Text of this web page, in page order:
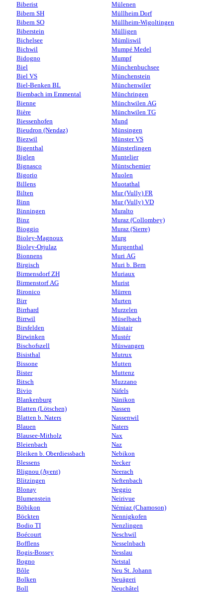
Biberist
Bibern SH
Bibern SO
Biberstein
Bichelsee
Bichwil
Bidogno
Biel
Biel VS
Biel-Benken BL
Biembach im Emmental
Bienne
Bière
Biessenhofen
Bieudron (Nendaz)
Biezwil
Bigenthal
Biglen
Bignasco
Bigorio
Billens
Bilten
Binn
Binningen
Binz
Bioggio
Bioley-Magnoux
Bioley-Orjulaz
Bionnens
Birgisch
Birmensdorf ZH
Birmenstorf AG
Bironico
Birr
Birrhard
Birrwil
Birsfelden
Birwinken
Bischofszell
Bisisthal
Bissone
Bister
Bitsch
Bivio
Blankenburg
Blatten (Lötschen)
Blatten b. Naters
Blauen
Blausee-Mitholz
Bleienbach
Bleiken b. Oberdiessbach
Blessens
Blignou (Ayent)
Blitzingen
Blonay
Blumenstein
Böbikon
Böckten
Bodio TI
Boécourt
Bofflens
Bogis-Bossey
Bogno
Bôle
Bolken
Boll
Mülenen
Müllheim Dorf
Müllheim-Wigoltingen
Mülligen
Mümliswil
Mumpé Medel
Mumpf
Münchenbuchsee
Münchenstein
Münchenwiler
Münchringen
Münchwilen AG
Münchwilen TG
Mund
Münsingen
Münster VS
Münsterlingen
Muntelier
Müntschemier
Muolen
Muotathal
Mur (Vully) FR
Mur (Vully) VD
Muralto
Muraz (Collombey)
Muraz (Sierre)
Murg
Murgenthal
Muri AG
Muri b. Bern
Muriaux
Murist
Mürren
Murten
Murzelen
Müselbach
Müstair
Mustér
Müswangen
Mutrux
Mutten
Muttenz
Muzzano
Näfels
Nänikon
Nassen
Nassenwil
Naters
Nax
Naz
Nebikon
Necker
Neerach
Neftenbach
Neggio
Neirivue
Némiaz (Chamoson)
Nennigkofen
Nenzlingen
Neschwil
Nesselnbach
Nesslau
Netstal
Neu St. Johann
Neuägeri
Neuchâtel